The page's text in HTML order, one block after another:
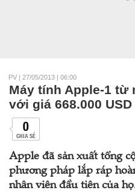
PV | 27/05/2013 | 06:00
Máy tính Apple-1 từ
với giá 668.000 USD
0
CHIA SẺ
Apple đã sản xuất tổng
phương pháp lắp ráp
nhân viên đầu tiên của